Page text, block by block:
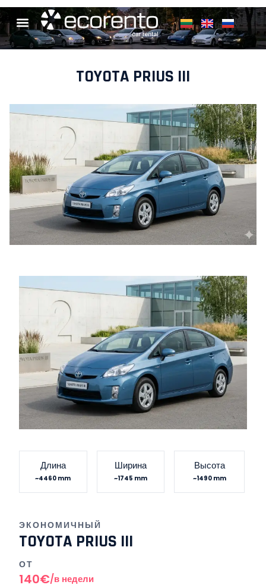
TOYOTA PRIUS III
Длина
~4460 mm
Ширина
~1745 mm
Высота
~1490 mm
ЭКОНОМИЧНЫЙ
TOYOTA PRIUS III
ОТ
140€/в недели